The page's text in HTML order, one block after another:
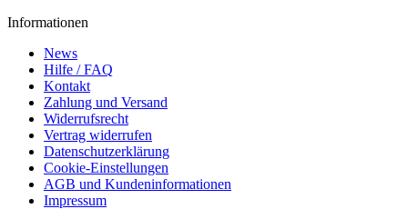
Informationen
News
Hilfe / FAQ
Kontakt
Zahlung und Versand
Widerrufsrecht
Vertrag widerrufen
Datenschutzerklärung
Cookie-Einstellungen
AGB und Kundeninformationen
Impressum